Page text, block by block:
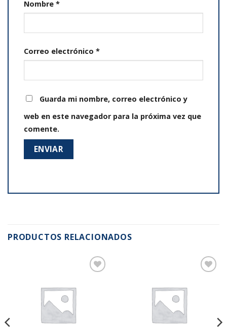
Nombre *
Correo electrónico *
Guarda mi nombre, correo electrónico y
web en este navegador para la próxima vez que
comente.
PRODUCTOS RELACIONADOS